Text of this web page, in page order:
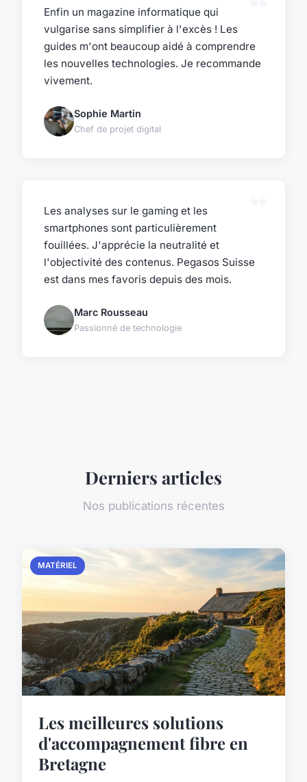
Enfin un magazine informatique qui
vulgarise sans simplifier à l'excès ! Les
guides m'ont beaucoup aidé à comprendre
les nouvelles technologies. Je recommande
vivement.
Sophie Martin
Chef de projet digital
Les analyses sur le gaming et les
smartphones sont particulièrement
fouillées. J'apprécie la neutralité et
l'objectivité des contenus. Pegasos Suisse
est dans mes favoris depuis des mois.
Marc Rousseau
Passionné de technologie
Derniers articles
Nos publications récentes
MATÉRIEL
Les meilleures solutions
d'accompagnement fibre en
Bretagne